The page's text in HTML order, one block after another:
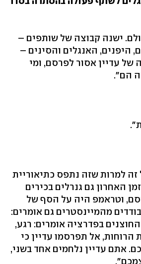
ישנה קבוצה של שותפים –
היפנים, האנגלים והסינים –
של עדיין אסור לפרסם, ומי
הם".
זה למרות שזה נתפס כתיאוריית
האחרון גם גנרלים בכירים
וטראמפ היה על הסף של
מהמיינסטרים גם אומרים:
בפדרציה אומרים: רגע,
הרוחות, אל תפרסמו עדיין כי
אתם עדיין נלחמים אחד בשני,